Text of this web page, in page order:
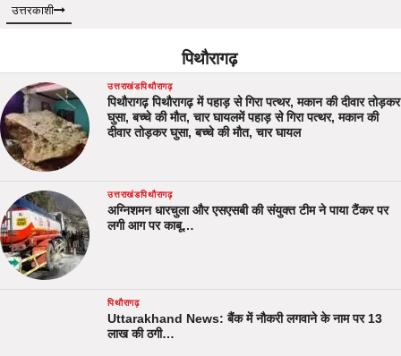
उत्तरकाशी
पिथौरागढ़
उत्तराखंडपिथौरागढ़
पिथौरागढ़ पिथौरागढ़ में पहाड़ से गिरा पत्थर, मकान की दीवार तोड़कर
घुसा, बच्चे की मौत, चार घायलमें पहाड़ से गिरा पत्थर, मकान की
दीवार तोड़कर घुसा, बच्चे की मौत, चार घायल
उत्तराखंडपिथौरागढ़
अग्निशमन धारचुला और एसएसबी की संयुक्त टीम ने पाया टैंकर पर
लगी आग पर काबू…
पिथौरागढ़
Uttarakhand News: बैंक में नौकरी लगवाने के नाम पर 13
लाख की ठगी…